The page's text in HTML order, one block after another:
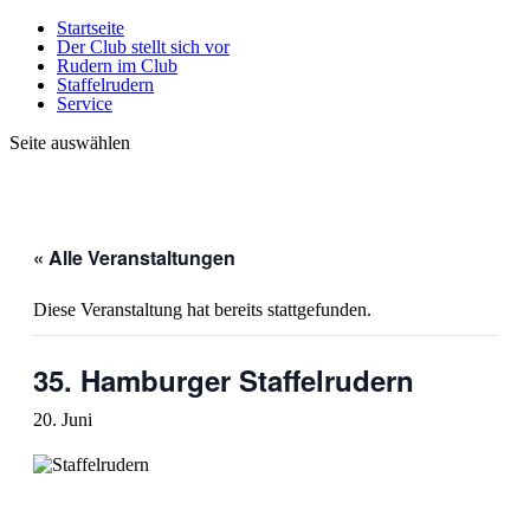
Startseite
Der Club stellt sich vor
Rudern im Club
Staffelrudern
Service
Seite auswählen
« Alle Veranstaltungen
Diese Veranstaltung hat bereits stattgefunden.
35. Hamburger Staffelrudern
20. Juni